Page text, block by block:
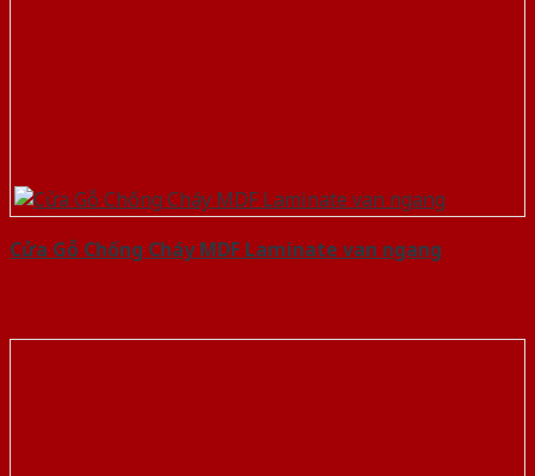
Cửa Gỗ Chống Cháy MDF Laminate van ngang